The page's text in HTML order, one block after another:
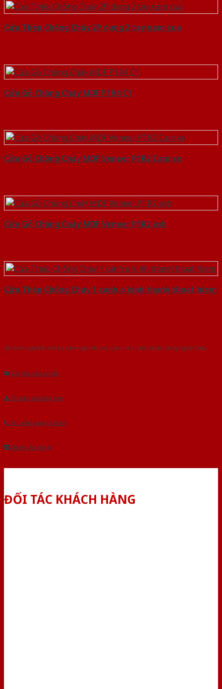
Cửa Thép Chống Cháy 2P dung 2 tay nam cua
Cửa Gỗ Chống Cháy MDF P1R4 C1
Cửa Gỗ Chống Cháy MDF Veneer P1R2 Cam xe
Cửa Gỗ Chống Cháy MDF Veneer P1R2 ash
Cửa Thép Chống Cháy 1 canh o kinh thanh thoat hiem
Với kinh nghiệm nhiêu năm nghiên cứu cửa theo tiêu chuẩn công nghệ Châu
Gửi yêu cầu tư vấn
Tải báo giá tổng hợp
Yêu cầu gọi lại (3 phút)
Dành cho đại lý
ĐỐI TÁC KHÁCH HÀNG